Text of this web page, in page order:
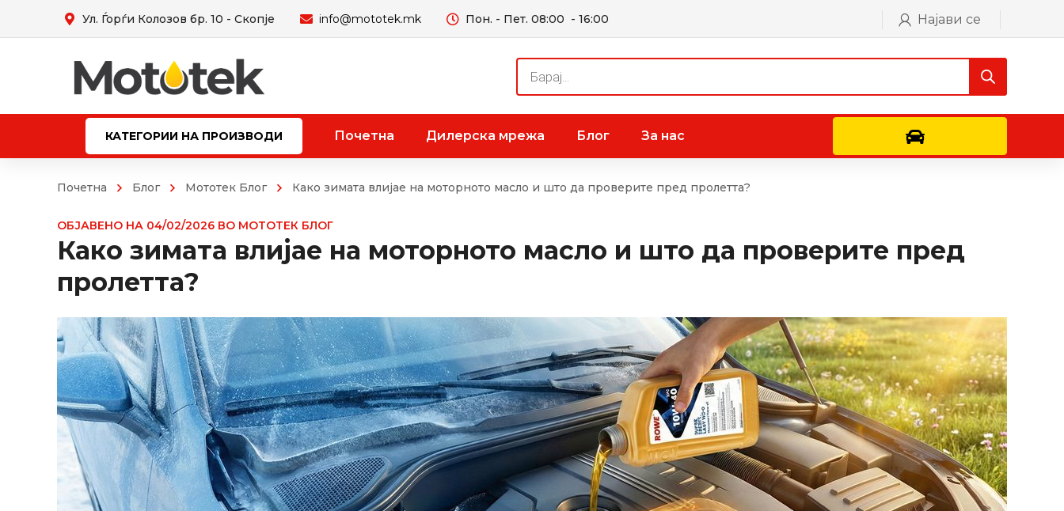
Ул. Ѓорѓи Колозов бр. 10 - Скопје info@mototek.mk Пон. - Пет. 08:00 - 16:00 Најави се
search
КАТЕГОРИИ НА ПРОИЗВОДИ Почетна Дилерска мрежа Блог За нас
Почетна Блог Мототек Блог Како зимата влијае на моторното масло и што да проверите пред пролетта?
ОБЈАВЕНО НА 04/02/2026 ВО МОТОТЕК БЛОГ
Како зимата влијае на моторното масло и што да проверите пред
пролетта?